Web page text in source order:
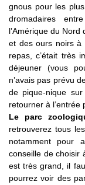
gnous pour les
dromadaires
l’Amérique du
et des ours noirs à
repas, c’était très
déjeuner (vous
n’avais pas prévu
de pique-nique
retourner à l’entrée
Le parc
retrouverez tous
notamment pour
conseille de choisir
est très grand, il
pourrez voir des